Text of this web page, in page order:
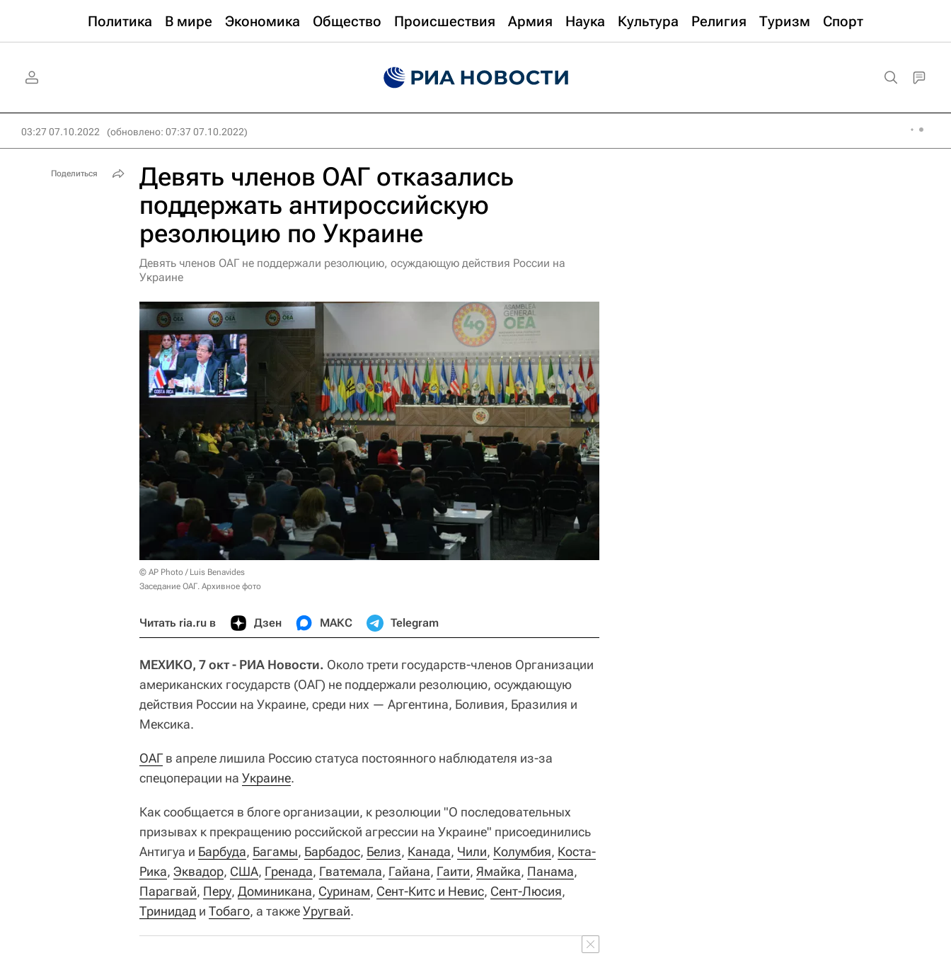
Политика В мире Экономика Общество Происшествия Армия Наука Культура Религия Туризм Спорт
03:27 07.10.2022 (обновлено: 07:37 07.10.2022)
Девять членов ОАГ отказались
поддержать антироссийскую
резолюцию по Украине
Девять членов ОАГ не поддержали резолюцию, осуждающую действия России на
Украине
© AP Photo / Luis Benavides
Заседание ОАГ. Архивное фото
Читать ria.ru в Дзен МАКС Telegram
МЕХИКО, 7 окт - РИА Новости. Около трети государств-членов Организации
американских государств (ОАГ) не поддержали резолюцию, осуждающую
действия России на Украине, среди них — Аргентина, Боливия, Бразилия и
Мексика.
ОАГ в апреле лишила Россию статуса постоянного наблюдателя из-за
спецоперации на Украине.
Как сообщается в блоге организации, к резолюции "О последовательных
призывах к прекращению российской агрессии на Украине" присоединились
Антигуа и Барбуда, Багамы, Барбадос, Белиз, Канада, Чили, Колумбия, Коста-
Рика, Эквадор, США, Гренада, Гватемала, Гайана, Гаити, Ямайка, Панама,
Парагвай, Перу, Доминикана, Суринам, Сент-Китс и Невис, Сент-Люсия,
Тринидад и Тобаго, а такжеУругвай.
Поделиться